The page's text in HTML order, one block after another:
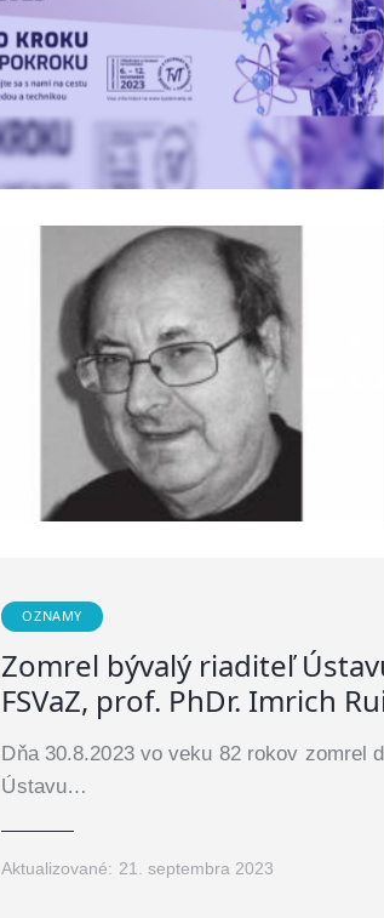
OZNAMY
Zomrel bývalý riaditeľ
FSVaZ, prof. PhDr. Imrich
Dňa 30.8.2023 vo veku 82 rokov
Ústavu…
Aktualizované: 21. septembra 2023